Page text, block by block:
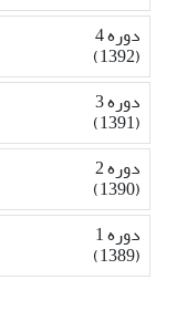
دوره 4
(1392)
دوره 3
(1391)
دوره 2
(1390)
دوره 1
(1389)